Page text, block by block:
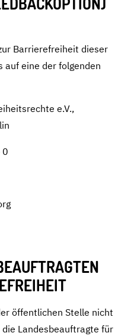
Barrierefreiheit dieser
auf eine der folgenden
e.V.,
0
öffentlichen Stelle nicht
Landesbeauftragte für